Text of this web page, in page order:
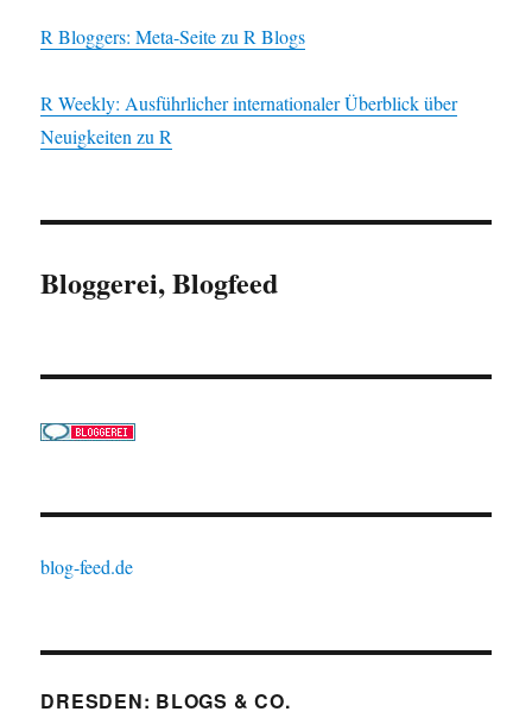
R Bloggers: Meta-Seite zu R Blogs
R Weekly: Ausführlicher internationaler Überblick über
Neuigkeiten zu R
Bloggerei, Blogfeed
blog-feed.de
DRESDEN: BLOGS & CO.